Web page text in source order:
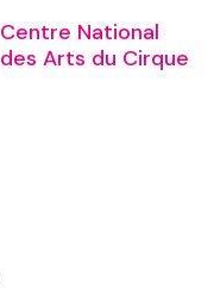
Centre National
des Arts du Cirque